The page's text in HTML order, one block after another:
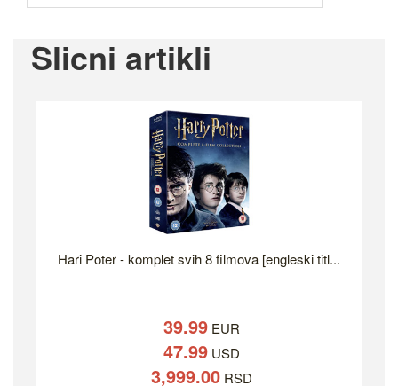
Slicni artikli
Hari Poter - komplet svih 8 filmova [engleski titl...
39.99EUR
47.99USD
3,999.00RSD